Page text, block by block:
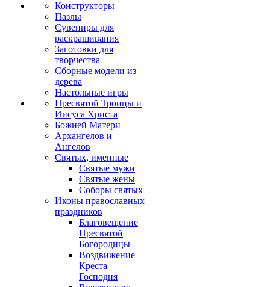
Конструкторы
Пазлы
Сувениры для
раскрашивания
Заготовки для
творчества
Сборные модели из
дерева
Настольные игры
Пресвятой Троицы и
Иисуса Христа
Божией Матери
Архангелов и
Ангелов
Святых, именные
Святые мужи
Святые жены
Соборы святых
Иконы православных
праздников
Благовещение
Пресвятой
Богородицы
Воздвижение
Креста
Господня